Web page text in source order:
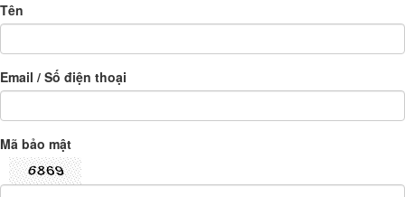
Tên
Email / Số điện thoại
Mã bảo mật